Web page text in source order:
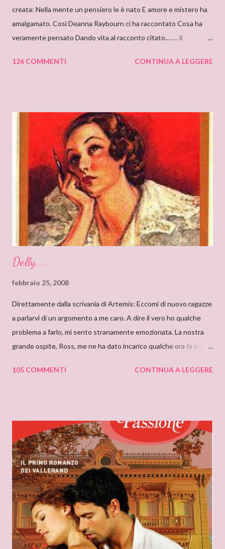
creata: Nella mente un pensiero le è nato E amore e mistero ha
amalgamato. Così Deanna Raybourn ci ha raccontato Cosa ha
veramente pensato Dando vita al racconto citato… .... il
RAYBOURN Ciao Deanna, posso solo iniziare dicendo che sono
molto affascinante, con un intreccio poderoso e
un’ambientazione suggestiva – una tenuta di campagna in
un’antica abbazia, niente meno! E mi ha ricordato i vecchi
romanzi gotici con così tanto mistero ed elementi
soprannaturali. Hi, Deanna, I can only start saying that I’m very
very proud to interview an author like you. I’ve just finished
reading “Silent in the Sanctuary”, and I’ve found it very
intriguing, with a ponderous plot and a sug...
126 COMMENTI CONTINUA A LEGGERE
Delly....
febbraio 25, 2008
Direttamente dalla scrivania di Artemis: Eccomi di nuovo ragazze
a parlarvi di un argomento a me caro. A dire il vero ho qualche
problema a farlo, mi sento stranamente emozionata. La nostra
grande ospite, Ross, me ne ha dato incarico qualche ora fa ed io,
sensazione non saprei individuarlo, è una sensazione strana e
non erano solo favole per bambini. Quando andavo a trovare mia
zia mi soffermavo davanti ad una libreria che lei teneva nel
soggiorno e lì leggevo i titoli dei libri esposti cercando
l’ispirazione. Fu così che un giorno sfiorai con le dita la costina di
un Delly. Lo presi in prestito e iniziò così la mia conoscenza. Non
so quanto ci misi a leggerlo e non so neanche se il primo mi
piacque. So però che quando leggo il nome Delly, qua...
105 COMMENTI CONTINUA A LEGGERE